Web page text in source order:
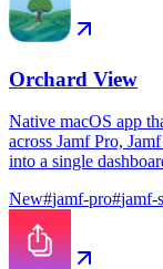
Orchard View
Native macOS app
across Jamf Pro,
into a single
New#jamf-pro#jamf-